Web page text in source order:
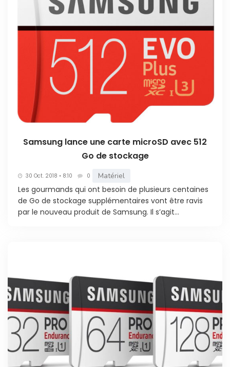
Samsung lance une carte microSD avec 512
Go de stockage
30 Oct. 2018 • 8:10 0 Matériel
Les gourmands qui ont besoin de plusieurs centaines
de Go de stockage supplémentaires vont être ravis
par le nouveau produit de Samsung. Il s’agit...